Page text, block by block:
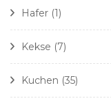
Hafer (1)
Kekse (7)
Kuchen (35)